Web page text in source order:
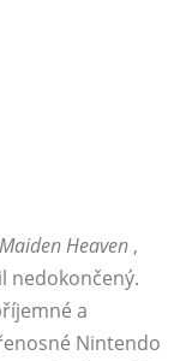
Heaven ,
nedokončený.
a
Nintendo